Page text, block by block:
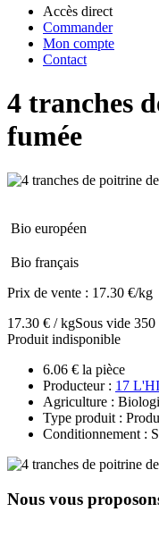
Accès direct
Commander
Mon compte
Contact
4 tranches
fumée
Bio européen
Bio français
Prix de vente : 17.30 €/kg
17.30 € / kgSous vide 350
Produit indisponible
6.06 € la pièce
Producteur : 17
Agriculture :
Type produit :
Conditionnement :
Nous vous